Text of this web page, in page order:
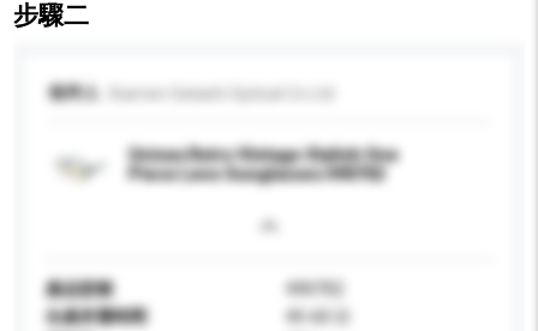
步驟二
收件人
Unisex Retro Vintage Stylish One
Piece Lens Sunglasses 490702
產品型號
490702
生產所需時間
45-60 日